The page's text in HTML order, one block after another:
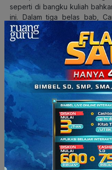
seperti di bangku kuliah
ini. Dalam tiga belas bab,
dengan narasi yang dapat
gaya puitis yang dapat
Dengan membacaKosmos,
dengan megahnya alam
mengajak pembaca sebagai
kecil ini di luasnya lautan
tentang asal-usul manusia
Loyalitas kita ditujukan kepada
Kita bicara atas nama Bumi.
hidup bukan hanya untuk
Kosmos, yang tua dan